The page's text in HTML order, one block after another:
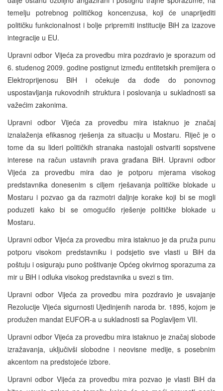
temelju potrebnog političkog koncenzusa, koji će unaprijediti
političku funkcionalnost i bolje pripremiti institucije BiH za izazove
integracije u EU.
Upravni odbor Vijeća za provedbu mira pozdravio je sporazum od
6. studenog 2009. godine postignut između entitetskih premijera o
Elektroprijenosu BiH i očekuje da dođe do ponovnog
uspostavljanja rukovodnih struktura i poslovanja u sukladnosti sa
važećim zakonima.
Upravni odbor Vijeća za provedbu mira istaknuo je značaj
iznalaženja efikasnog rješenja za situaciju u Mostaru. Riječ je o
tome da su lideri političkih stranaka nastojali ostvariti sopstvene
interese na račun ustavnih prava građana BiH. Upravni odbor
Vijeća za provedbu mira dao je potporu mjerama visokog
predstavnika donesenim s ciljem rješavanja političke blokade u
Mostaru i pozvao ga da razmotri daljnje korake koji bi se mogli
poduzeti kako bi se omogućilo rješenje političke blokade u
Mostaru.
Upravni odbor Vijeća za provedbu mira istaknuo je da pruža punu
potporu visokom predstavniku i podsjetio sve vlasti u BiH da
poštuju i osiguraju puno poštivanje Općeg okvirnog sporazuma za
mir u BiH i odluka visokog predstavnika u svezi s tim.
Upravni odbor Vijeća za provedbu mira pozdravio je usvajanje
Rezolucije Vijeća sigurnosti Ujedinjenih naroda br. 1895, kojom je
produžen mandat EUFOR-a u sukladnosti sa Poglavljem VII.
Upravni odbor Vijeća za provedbu mira istaknuo je značaj slobode
izražavanja, uključivši slobodne i neovisne medije, s posebnim
akcentom na predstojeće izbore.
Upravni odbor Vijeća za provedbu mira pozvao je vlasti BiH da